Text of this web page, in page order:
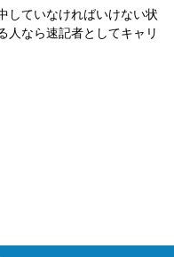
していなければいけない状
人なら速記者としてキャリ